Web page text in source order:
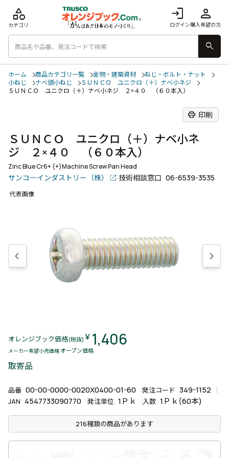
login
ログイン
person
購入希望の方
category
カテゴリ
search
ホーム 商品カテゴリ一覧 金物・建築資材
ねじ・ボルト・ナット
小ねじ
ナベ頭小ねじ
ＳＵＮＣＯ ユニクロ（＋）ナベ小ネジ
ＳＵＮＣＯ ユニクロ（＋）ナベ小ネジ ２×４０ （６０本入）
print 印刷
ＳＵＮＣＯ ユニクロ（＋）ナベ小ネ
ジ ２×４０ （６０本入）
Zinc Blue Cr6+ (+)Machine Screw Pan Head
サンコーインダストリー（株） 技術相談窓口 06-6539-3535
代表画像
オレンジブック価格(税抜) ￥ 1,406
メーカー希望小売価格 オープン価格
取寄品
品番 00-00-0000-0020X0400-01-60 発注コード 349-1152
JAN 4547733090770 発注単位 1Ｐｋ 入数 1Ｐｋ(60本)
216種類の商品があります